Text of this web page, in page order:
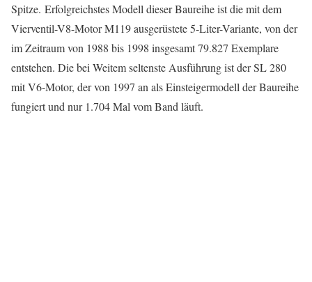
Spitze. Erfolgreichstes Modell dieser Baureihe ist die mit dem
Vierventil-V8-Motor M119 ausgerüstete 5-Liter-Variante, von der
im Zeitraum von 1988 bis 1998 insgesamt 79.827 Exemplare
entstehen. Die bei Weitem seltenste Ausführung ist der SL 280
mit V6-Motor, der von 1997 an als Einsteigermodell der Baureihe
fungiert und nur 1.704 Mal vom Band läuft.